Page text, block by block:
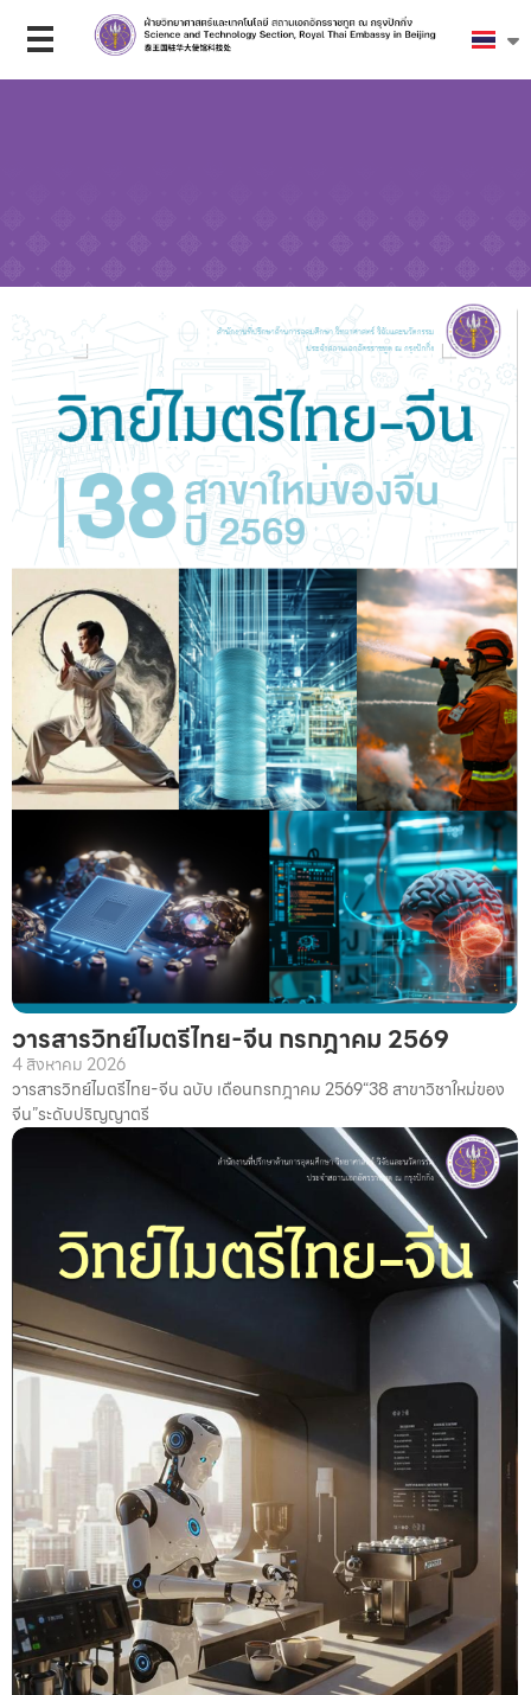
วารสารวิทย์ไมตรีไทย-จีน กรกฎาคม 2569
4 สิงหาคม 2026
วารสารวิทย์ไมตรีไทย-จีน ฉบับ เดือนกรกฎาคม 2569“38 สาขาวิชาใหม่ของ
จีน”ระดับปริญญาตรี